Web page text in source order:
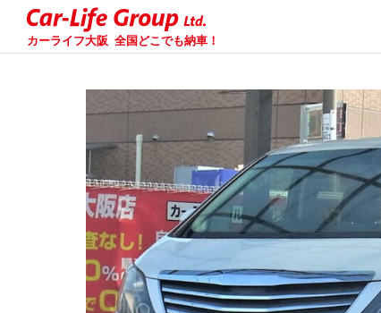
カーライフ大阪 全国どこでも納車！